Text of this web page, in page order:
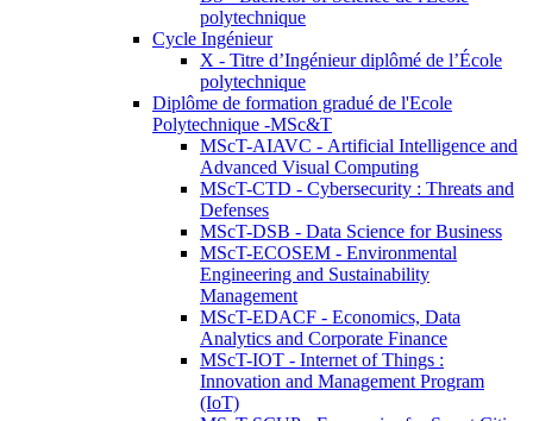
polytechnique
Cycle Ingénieur
X - Titre d’Ingénieur diplômé de l’École
polytechnique
Diplôme de formation gradué de l'Ecole
Polytechnique -MSc&T
MScT-AIAVC - Artificial Intelligence and
Advanced Visual Computing
MScT-CTD - Cybersecurity : Threats and
Defenses
MScT-DSB - Data Science for Business
MScT-ECOSEM - Environmental
Engineering and Sustainability
Management
MScT-EDACF - Economics, Data
Analytics and Corporate Finance
MScT-IOT - Internet of Things :
Innovation and Management Program
(IoT)